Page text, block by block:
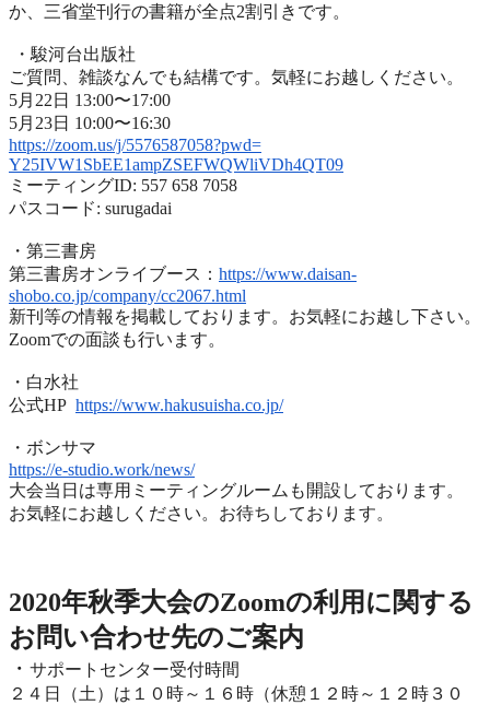
か、 三省堂刊行の書籍が全点2割引きです。
・駿河台出版社
ご質問、雑談なんでも結構です。気軽にお越しください。
5月22日 13:00〜17:00
5月23日 10:00〜16:30
https://zoom.us/j/5576587058?pwd=
Y25IVW1SbEE1ampZSEFWQWliVDh4QT09
ミーティングID: 557 658 7058
パスコード: surugadai
・第三書房
第三書房オンライブース： https://www.daisan-
shobo.co.jp/company/cc2067.html
新刊等の情報を掲載しております。お気軽にお越し下さい。
Zoomでの面談も行います。
・白水社
公式HP https://www.hakusuisha.co.jp/
・ボンサマ
https://e-studio.work/news/
大会当日は専用ミーティングルームも開設しております。
お気軽にお越しください。お待ちしております。
2020年秋季大会のZoomの利用に関する
お問い合わせ先のご案内
・ サポートセンター受付時間
２４日（土）は１０時～１６時（休憩１２時～１２時３０